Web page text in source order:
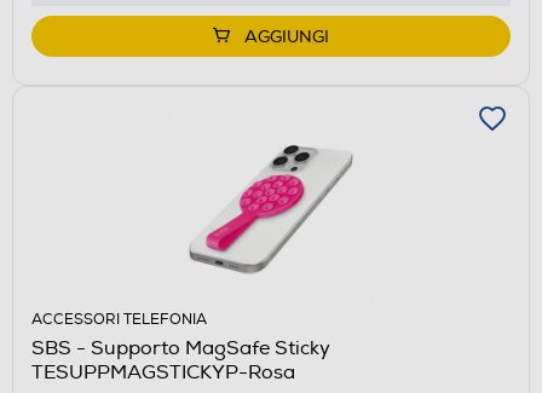
AGGIUNGI
ACCESSORI TELEFONIA
SBS - Supporto MagSafe Sticky
TESUPPMAGSTICKYP-Rosa